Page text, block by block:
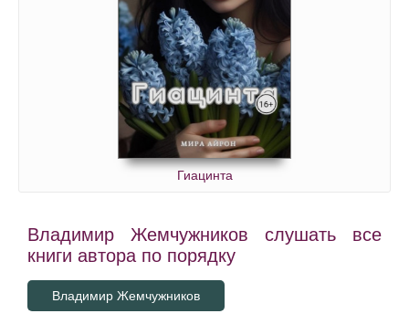
Гиацинта
Владимир Жемчужников слушать все
книги автора по порядку
Владимир Жемчужников